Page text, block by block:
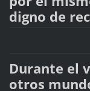
digno de
Durante el
otros